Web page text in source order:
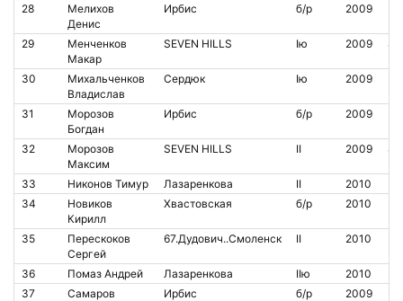
28
Мелихов
Денис
Ирбис б/р 2009
29
Менченков
Макар
SEVEN HILLS Iю 2009
30
Михальченков
Владислав
Сердюк Iю 2009
31
Морозов
Богдан
Ирбис б/р 2009
32
Морозов
Максим
SEVEN HILLS II 2009
33 Никонов Тимур Лазаренкова II
2010
34
Новиков
Кирилл
Хвастовская б/р 2010
35
Перескоков
Сергей
67.Дудович..Смоленск II 2010
36 Помаз Андрей Лазаренкова IIю
2010
37
Самаров
Ирбис б/р 2009